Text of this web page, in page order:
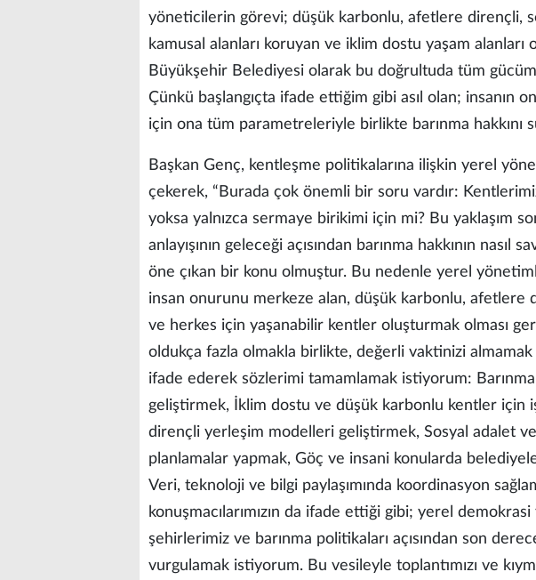
yöneticilerin görevi; düşük karbonlu, afetlere dirençli,
kamusal alanları koruyan ve iklim dostu yaşam alanları
Büyükşehir Belediyesi olarak bu doğrultuda tüm
Çünkü başlangıçta ifade ettiğim gibi asıl olan; insanın
için ona tüm parametreleriyle birlikte barınma hakkını
Başkan Genç, kentleşme politikalarına ilişkin yerel
çekerek, “Burada çok önemli bir soru vardır:
yoksa yalnızca sermaye birikimi için mi? Bu yaklaşım
anlayışının geleceği açısından barınma hakkının nasıl
öne çıkan bir konu olmuştur. Bu nedenle yerel
insan onurunu merkeze alan, düşük karbonlu, afetlere
ve herkes için yaşanabilir kentler oluşturmak olması
oldukça fazla olmakla birlikte, değerli vaktinizi almamak
ifade ederek sözlerimi tamamlamak istiyorum:
geliştirmek, İklim dostu ve düşük karbonlu kentler için
dirençli yerleşim modelleri geliştirmek, Sosyal adalet
planlamalar yapmak, Göç ve insani konularda
Veri, teknoloji ve bilgi paylaşımında koordinasyon
konuşmacılarımızın da ifade ettiği gibi; yerel demokrasi
şehirlerimiz ve barınma politikaları açısından son
vurgulamak istiyorum. Bu vesileyle toplantımızı ve